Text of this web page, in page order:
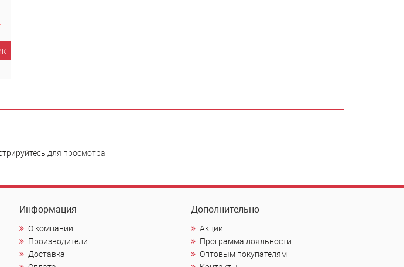
для просмотра
Информация
О компании
Производители
Доставка
Дополнительно
Акции
Программа лояльности
Оптовым покупателям